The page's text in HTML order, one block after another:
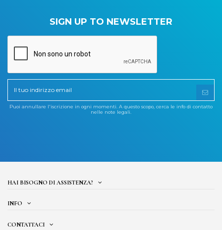
SIGN UP TO NEWSLETTER
Puoi annullare l'iscrizione in ogni momenti. A questo scopo, cerca le info di contatto
nelle note legali.
HAI BISOGNO DI ASSISTENZA?
INFO
CONTATTACI